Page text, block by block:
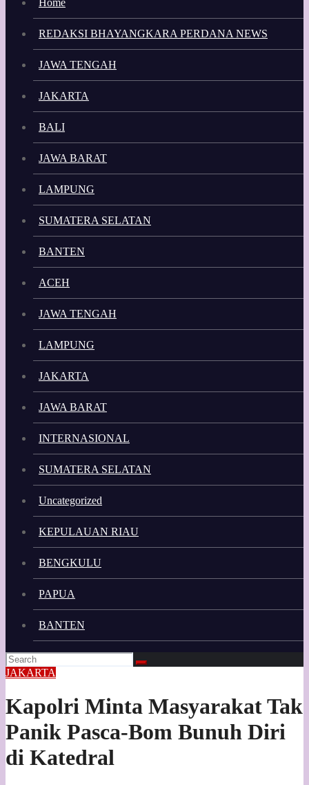
Home
REDAKSI BHAYANGKARA PERDANA NEWS
JAWA TENGAH
JAKARTA
BALI
JAWA BARAT
LAMPUNG
SUMATERA SELATAN
BANTEN
ACEH
JAWA TENGAH
LAMPUNG
JAKARTA
JAWA BARAT
INTERNASIONAL
SUMATERA SELATAN
Uncategorized
KEPULAUAN RIAU
BENGKULU
PAPUA
BANTEN
JAKARTA
Kapolri Minta Masyarakat Tak
Panik Pasca-Bom Bunuh Diri
di Katedral